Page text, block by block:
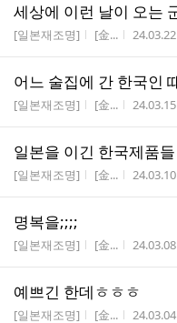
세상에 이런 날이 오는
게시판명
[일본재조명] 작성자
[金... 작성시간
24.03.22
어느 술집에 간 한국인
게시판명
[일본재조명] 작성자
[金... 작성시간
24.03.15
일본을 이긴 한국제품들
게시판명
[일본재조명] 작성자
[金... 작성시간
24.03.10
명복을;;;;
게시판명
[일본재조명] 작성자
[金... 작성시간
24.03.08
예쁘긴 한데ㅎㅎㅎ
게시판명
[일본재조명] 작성자
[金... 작성시간
24.03.04